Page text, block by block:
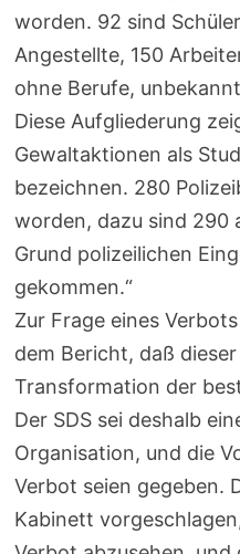
worden. 92 sind
Angestellte, 150
ohne Berufe,
Diese Aufgliederung
Gewaltaktionen als
bezeichnen. 280
worden, dazu sind 290
Grund polizeilichen
gekommen.“
Zur Frage eines
dem Bericht, daß
Transformation der
Der SDS sei deshalb
Organisation, und die
Verbot seien gegeben.
Kabinett